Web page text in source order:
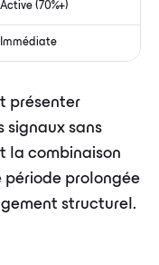
Active (70%+)
Immédiate
présenter
signaux sans
la combinaison
période prolongée
structurel.